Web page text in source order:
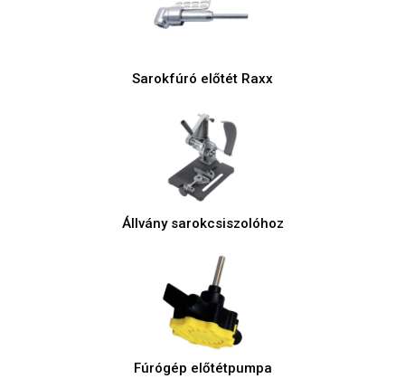
Sarokfúró előtét Raxx
Állvány sarokcsiszolóhoz
Fúrógép előtétpumpa